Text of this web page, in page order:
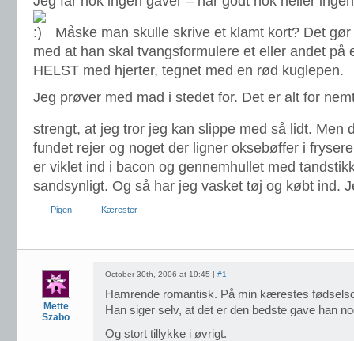
Måske man skulle skrive et klamt kort? Det
med at han skal tvangsformulere et eller andet på
HELST med hjerter, tegnet med en rød kuglepen.
Jeg prøver med mad i stedet for. Det er alt for
strengt, at jeg tror jeg kan slippe med så lidt. Men
fundet rejer og noget der ligner oksebøffer i
er viklet ind i bacon og gennemhullet med
sandsynligt. Og så har jeg vasket tøj og købt ind.
Pigen Kærester
Mette
Szabo
October 30th, 2006 at 19:45 | #1
Hamrende romantisk. På min kærestes
Han siger selv, at det er den bedste gave han
Og stort tillykke i øvrigt.